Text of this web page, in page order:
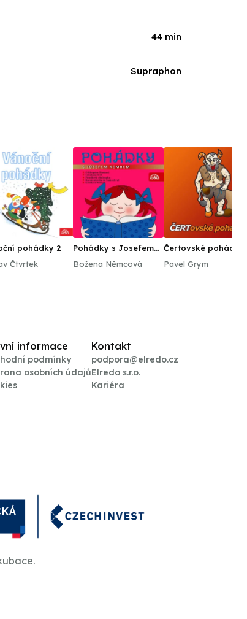
44 min
Supraphon
pohádky 2
Čtvrtek
Pohádky s Josefem
Božena Němcová
Čertovské pohádky
začarovaném lese
Pavel Grym
informace
podmínky
osobních údajů
Kontakt
podpora@elredo.cz
Elredo s.r.o.
Kariéra